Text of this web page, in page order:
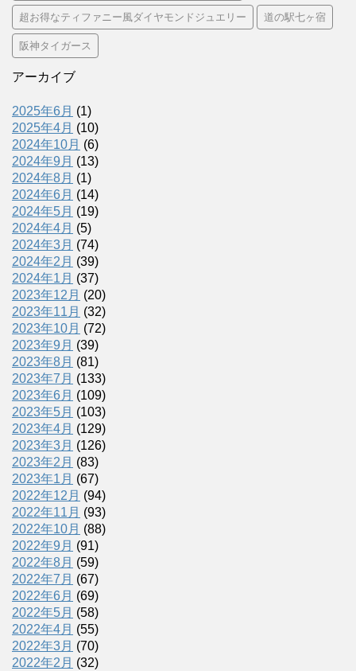
超お得なティファニー風ダイヤモンドジュエリー 道の駅七ヶ宿
阪神タイガース
アーカイブ
2025年6月 (1)
2025年4月 (10)
2024年10月 (6)
2024年9月 (13)
2024年8月 (1)
2024年6月 (14)
2024年5月 (19)
2024年4月 (5)
2024年3月 (74)
2024年2月 (39)
2024年1月 (37)
2023年12月 (20)
2023年11月 (32)
2023年10月 (72)
2023年9月 (39)
2023年8月 (81)
2023年7月 (133)
2023年6月 (109)
2023年5月 (103)
2023年4月 (129)
2023年3月 (126)
2023年2月 (83)
2023年1月 (67)
2022年12月 (94)
2022年11月 (93)
2022年10月 (88)
2022年9月 (91)
2022年8月 (59)
2022年7月 (67)
2022年6月 (69)
2022年5月 (58)
2022年4月 (55)
2022年3月 (70)
2022年2月 (32)